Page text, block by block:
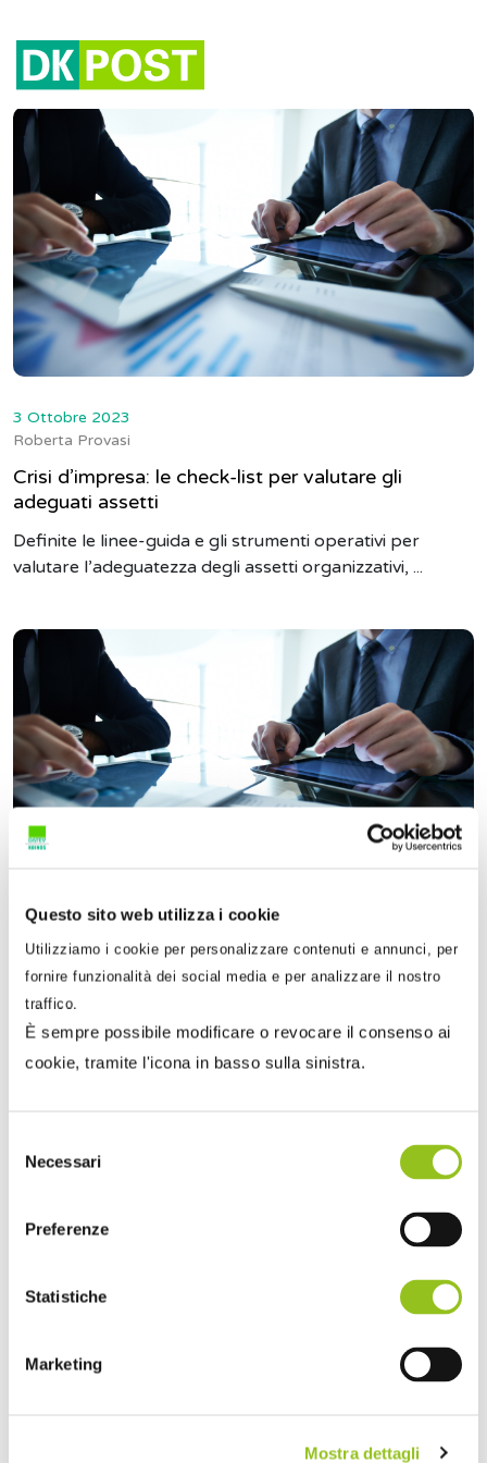
Questo sito web utilizza i cookie
Utilizziamo i cookie per personalizzare contenuti e annunci, per
fornire funzionalità dei social media e per analizzare il nostro
traffico.
È sempre possibile modificare o revocare il consenso ai
cookie, tramite l'icona in basso sulla sinistra.
delNecessari
Preferenze
Statistiche
Marketing
Mostra dettagli
Tag:crisi impresa
3 Ottobre 2023
Roberta Provasi
Crisi d’impresa: le check-list per valutare gli
adeguati assetti
Definite le linee-guida e gli strumenti operativi per
valutare l’adeguatezza degli assetti organizzativi, ...
2 Luglio 2019
Indicatori della crisi: protocollo d’intesa tra
CNDCEC e Cerved
Una delle novità più significative introdotte dal Codice